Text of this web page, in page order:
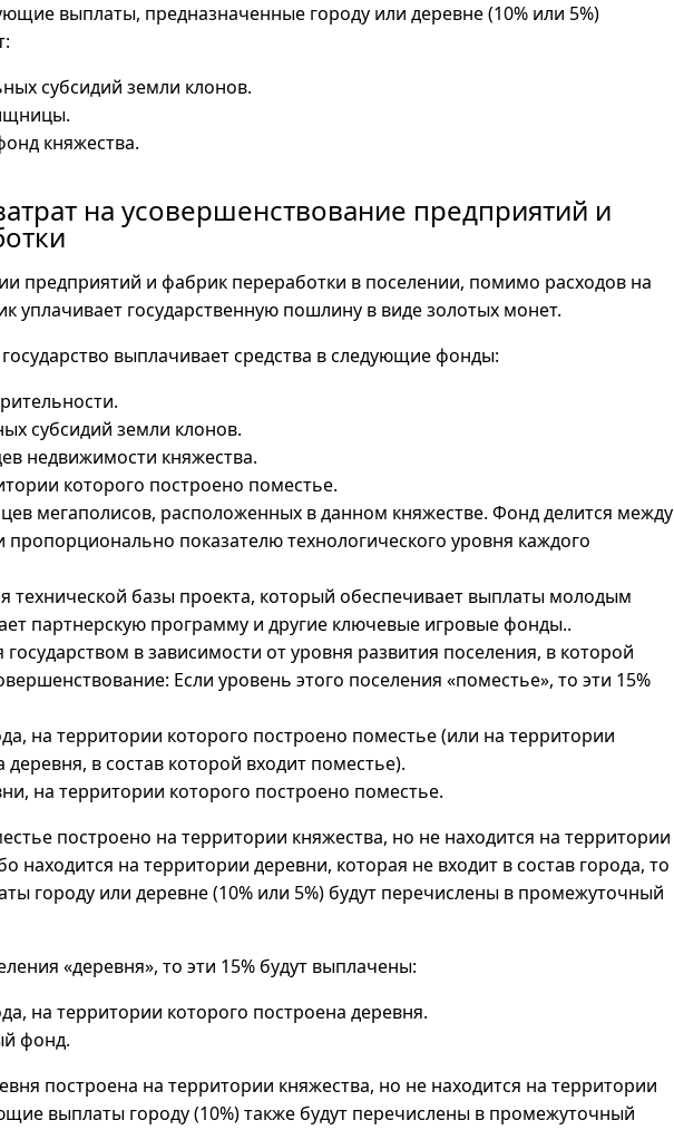
выплаты, предназначенные городу или деревне (10% или 5%)
субсидий земли клонов.
княжества.
на усовершенствование предприятий и
предприятий и фабрик переработки в поселении, помимо расходов на
уплачивает государственную пошлину в виде золотых монет.
выплачивает средства в следующие фонды:
субсидий земли клонов.
недвижимости княжества.
которого построено поместье.
мегаполисов, расположенных в данном княжестве. Фонд делится между
пропорционально показателю технологического уровня каждого
технической базы проекта, который обеспечивает выплаты молодым
партнерскую программу и другие ключевые игровые фонды..
в зависимости от уровня развития поселения, в которой
Если уровень этого поселения «поместье», то эти 15%
на территории которого построено поместье (или на территории
деревня, в состав которой входит поместье).
на территории которого построено поместье.
построено на территории княжества, но не находится на территории
находится на территории деревни, которая не входит в состав города, то
городу или деревне (10% или 5%) будут перечислены в промежуточный
«деревня», то эти 15% будут выплачены:
на территории которого построена деревня.
фонд.
построена на территории княжества, но не находится на территории
выплаты городу (10%) также будут перечислены в промежуточный